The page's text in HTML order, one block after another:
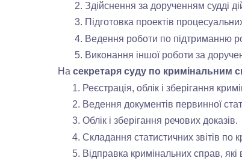
2. Здійснення за дорученням судді
3. Підготовка проектів
4. Ведення роботи по підтриманню
5. Виконання іншої роботи за
На секретаря суду по кримінальним
1. Реєстрація, облік і зберігання
2. Ведення документів первинної
3. Облік і зберігання речових доказів.
4. Складання статистичних звітів по
5. Відправка кримінальних справ, які